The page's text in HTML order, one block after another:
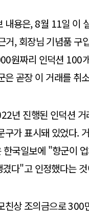
내용은, 8월 11일 이
, 회장님 기념품 구
원짜리 인덕션 100
은 곧장 이 거래를 취
년 진행된 인덕션
가 표시돼 있었다.
국일보에 "향군이
다"고 인정했다는
친상 조의금으로